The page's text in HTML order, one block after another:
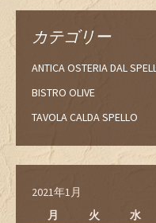
カテゴリー
ANTICA OSTERIA DAL
BISTRO OLIVE
TAVOLA CALDA SPELLO
2021年1月
月
火 水